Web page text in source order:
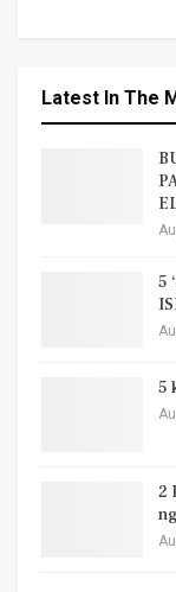
Latest In The
5
5
2